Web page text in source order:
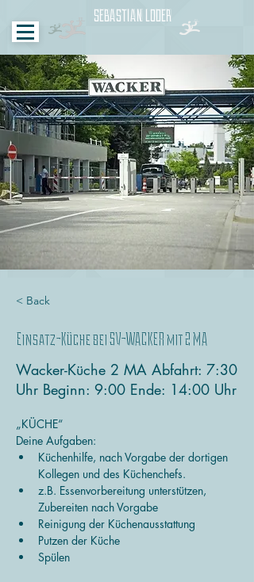
SEBASTIAN LODER
< Back
Einsatz-Küche bei SV-WACKER mit 2 MA
Wacker-Küche 2 MA Abfahrt: 7:30
Uhr Beginn: 9:00 Ende: 14:00 Uhr
„KÜCHE“
Deine Aufgaben:
Küchenhilfe, nach Vorgabe der dortigen
Kollegen und des Küchenchefs.
z.B. Essenvorbereitung unterstützen,
Zubereiten nach Vorgabe
Reinigung der Küchenausstattung
Putzen der Küche
Spülen